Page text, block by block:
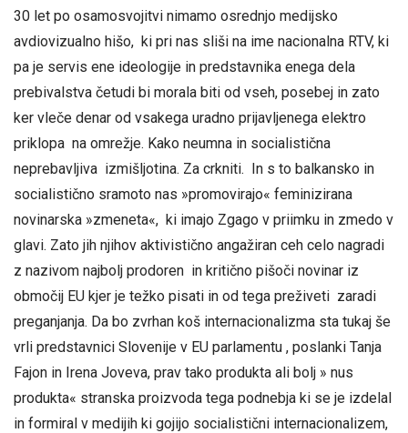
30 let po osamosvojitvi nimamo osrednjo medijsko
avdiovizualno hišo, ki pri nas sliši na ime nacionalna RTV, ki
pa je servis ene ideologije in predstavnika enega dela
prebivalstva četudi bi morala biti od vseh, posebej in zato
ker vleče denar od vsakega uradno prijavljenega elektro
priklopa na omrežje. Kako neumna in socialistična
neprebavljiva izmišljotina. Za crkniti. In s to balkansko in
socialistično sramoto nas »promovirajo« feminizirana
novinarska »zmeneta«, ki imajo Zgago v priimku in zmedo v
glavi. Zato jih njihov aktivistično angažiran ceh celo nagradi
z nazivom najbolj prodoren in kritično pišoči novinar iz
območij EU kjer je težko pisati in od tega preživeti zaradi
preganjanja. Da bo zvrhan koš internacionalizma sta tukaj še
vrli predstavnici Slovenije v EU parlamentu , poslanki Tanja
Fajon in Irena Joveva, prav tako produkta ali bolj » nus
produkta« stranska proizvoda tega podnebja ki se je izdelal
in formiral v medijih ki gojijo socialistični internacionalizem,